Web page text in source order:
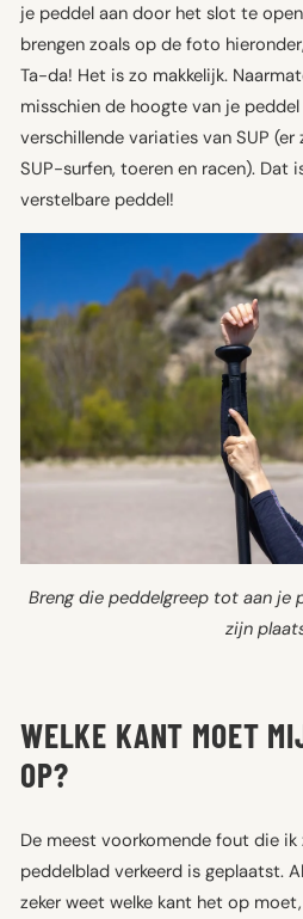
je peddel aan door het slot te
brengen zoals op de foto
Ta-da! Het is zo makkelijk.
misschien de hoogte van je peddel
verschillende variaties van SUP
SUP-surfen, toeren en racen). Dat
verstelbare peddel!
Breng die peddelgreep tot aan je
zijn
WELKE KANT MOET
OP?
De meest voorkomende fout die
peddelblad verkeerd is geplaatst.
zeker weet welke kant het op